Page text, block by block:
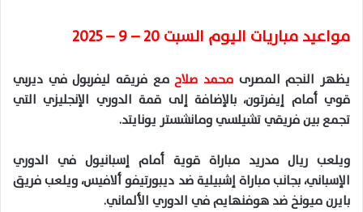
مواعيد مباريات اليوم السبت 20 – 9 – 2025
يظهر النجم المصرى محمد صلاحمع فريقه ليفربول في ديربي
قوي أمام إيفرتون، بالإضافة إلى قمة الدوري الإنجليزي التي
تجمع بين فريقي تشيلسي ومانشستر يونايتد.
ويلعب ريال مدريد مباراة قوية أمام إسبانيول في الدوري
الإسباني، بجانب مباراة إشبيلية ضد ديبورتيفو ألافيس، ويلعب فريق
بايرن ميونخ ضد هوفنهايم في الدوري الألماني.